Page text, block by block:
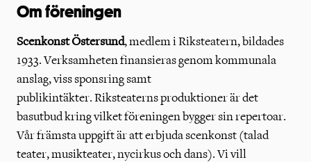
Om föreningen
ScenkonstÖstersund, medlem i Riksteatern, bildades
1933. Verksamheten finansieras genom kommunala
anslag, viss sponsring samt
publikintäkter. Riksteaterns produktioner är det
basutbud kring vilket föreningen bygger sin repertoar.
Vår främsta uppgift är att erbjuda scenkonst (talad
teater, musikteater, nycirkus och dans). Vi vill